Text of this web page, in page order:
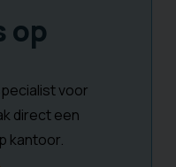
op
voor
direct een
kantoor.